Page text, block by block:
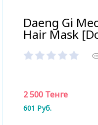
Daeng Gi
Hair Mask
2 500 Тенге
601 Руб.